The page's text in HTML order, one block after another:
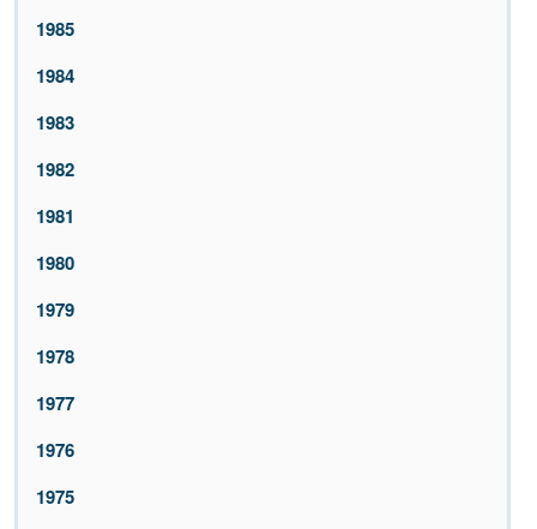
1985
1984
1983
1982
1981
1980
1979
1978
1977
1976
1975